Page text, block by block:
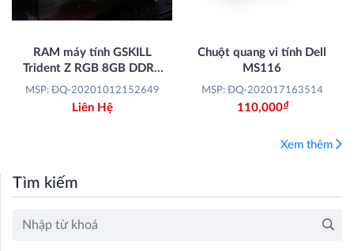
RAM máy tính GSKILL
Trident Z RGB 8GB DDR4
(F4-3000C16S-8GTZR)
MSP: ĐQ-20201012152649
Liên Hệ
Chuột quang vi tính Dell
MS116
MSP: ĐQ-202017163514
110,000Đ
Xem thêm
Tìm kiếm